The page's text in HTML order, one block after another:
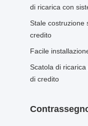
di ricarica con
Stale costruzione
credito
Facile
Scatola di
di credito